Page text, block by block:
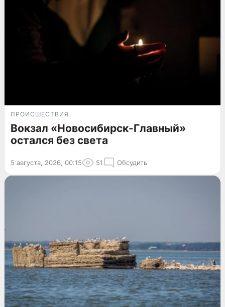
ПРОИСШЕСТВИЯ
Вокзал «Новосибирск-Главный»
остался без света
5 августа, 2026, 00:15 51 Обсудить